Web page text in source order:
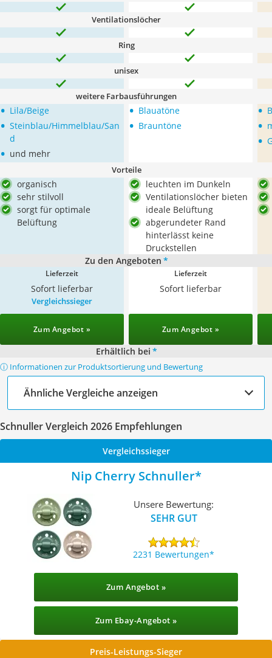
Ventilationslöcher
Ring
unisex
weitere Farbausführungen
• Lila/Beige
• Steinblau/Himmelblau/San
d
• und mehr
• Blauatöne
• Brauntöne
•
•
•
Vorteile
organisch
sehr stilvoll
sorgt für optimale
Belüftung
leuchten im Dunkeln
Ventilationslöcher bieten
ideale Belüftung
abgerundeter Rand
hinterlässt keine
Druckstellen
Zu den Angeboten *
Lieferzeit
Sofort lieferbar
Lieferzeit
Sofort lieferbar
Vergleichssieger
Zum Angebot » Zum Angebot »
Erhältlich bei *
ⓘ Informationen zur Produktsortierung und Bewertung
Ähnliche Vergleiche anzeigen
Schnuller Vergleich 2026 Empfehlungen
Vergleichssieger
Nip Cherry Schnuller
Unsere Bewertung:
SEHR GUT
2231 Bewertungen
Zum Angebot »
Zum Ebay-Angebot »
Preis-Leistungs-Sieger